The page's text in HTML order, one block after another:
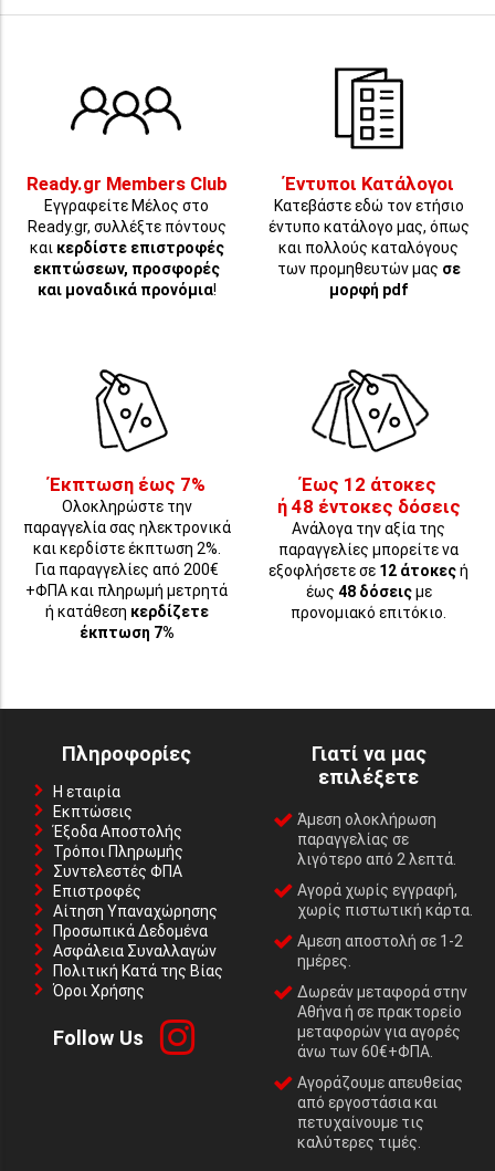
Ready.gr Members Club
Εγγραφείτε Μέλος στο
Ready.gr, συλλέξτε πόντους
και κερδίστε επιστροφές
εκπτώσεων, προσφορές
και μοναδικά προνόμια!
Έντυποι Κατάλογοι
Κατεβάστε εδώ τον ετήσιο
έντυπο κατάλογο μας, όπως
και πολλούς καταλόγους
των προμηθευτών μας σε
μορφή pdf
Έκπτωση έως 7%
Ολοκληρώστε την
παραγγελία σας ηλεκτρονικά
και κερδίστε έκπτωση 2%.
Για παραγγελίες από 200€
+ΦΠΑ και πληρωμή μετρητά
ή κατάθεση κερδίζετε
έκπτωση 7%
Έως 12 άτοκες
ή 48 έντοκες δόσεις
Ανάλογα την αξία της
παραγγελίες μπορείτε να
εξοφλήσετε σε 12 άτοκεςή
έως 48 δόσειςμε
προνομιακό επιτόκιο.
Πληροφορίες
Η εταιρία
Εκπτώσεις
Έξοδα Αποστολής
Τρόποι Πληρωμής
Συντελεστές ΦΠΑ
Επιστροφές
Αίτηση Υπαναχώρησης
Προσωπικά Δεδομένα
Ασφάλεια Συναλλαγών
Πολιτική Κατά της Βίας
Όροι Χρήσης
Follow Us
Γιατί να μας
επιλέξετε
Άμεση ολοκλήρωση
παραγγελίας σε
λιγότερο από 2 λεπτά.
Αγορά χωρίς εγγραφή,
χωρίς πιστωτική κάρτα.
Αμεση αποστολή σε 1-2
ημέρες.
Δωρεάν μεταφορά στην
Αθήνα ή σε πρακτορείο
μεταφορών για αγορές
άνω των 60€+ΦΠΑ.
Αγοράζουμε απευθείας
από εργοστάσια και
πετυχαίνουμε τις
καλύτερες τιμές.